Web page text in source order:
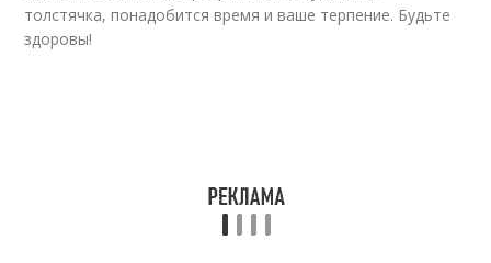
толстячка, понадобится время и ваше терпение. Будьте
здоровы!